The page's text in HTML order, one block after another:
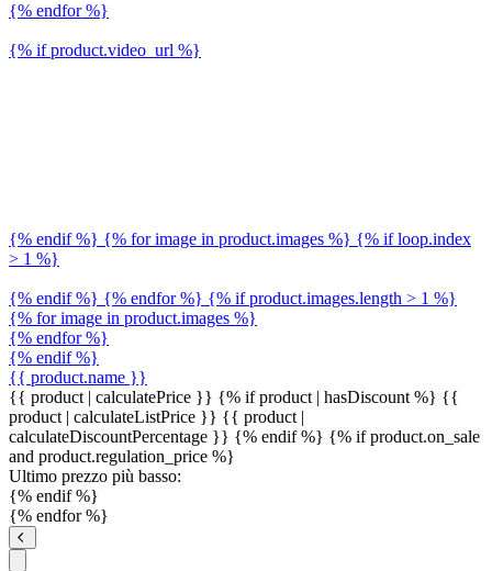
{% endfor %}
{% if product.video_url %}
{% endif %} {% for image in product.images %} {% if loop.index
> 1 %}
{% endif %} {% endfor %} {% if product.images.length > 1 %}
{% for image in product.images %}
{% endfor %}
{% endif %}
{{ product.name }}
{{ product | calculatePrice }} {% if product | hasDiscount %} {{
product | calculateListPrice }} {{ product |
calculateDiscountPercentage }} {% endif %} {% if product.on_sale
and product.regulation_price %}
Ultimo prezzo più basso:
{% endif %}
{% endfor %}